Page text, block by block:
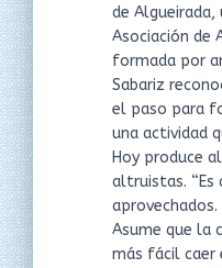
de
Asociación de
formada por
Sabariz
el paso para
una actividad
Hoy produce
altruistas.
Asume que la
más fácil caer